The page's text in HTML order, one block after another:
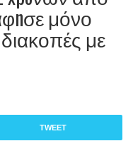
μόνο
με
TWEET